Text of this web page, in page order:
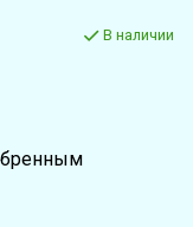
В наличии